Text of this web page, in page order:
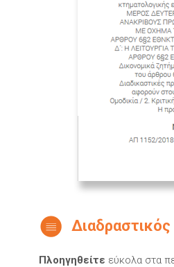
Πλοηγηθείτε εύκολα στα